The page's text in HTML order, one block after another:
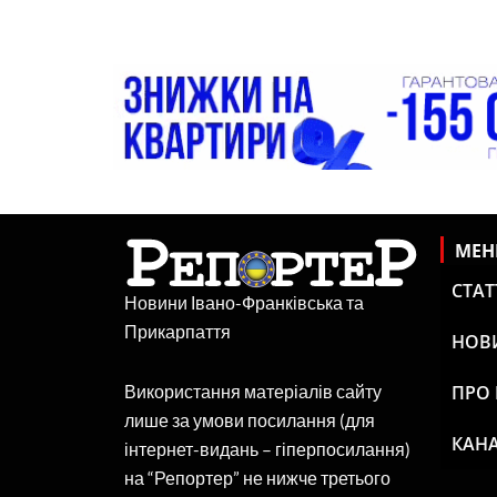
Новини Івано-Франківська та
Прикарпаття
Використання матеріалів сайту
лише за умови посилання (для
інтернет-видань – гіперпосилання)
на “Репортер” не нижче третього
ПРО